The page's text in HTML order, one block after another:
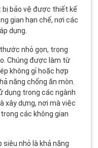
bị bảo vệ được thiết kế
gian hạn chế, nơi các
dụng.
nhỏ gọn, trọng
Chúng được làm từ
không gỉ hoặc hợp
năng chống ăn mòn.
dụng trong các ngành
xây dựng, nơi mà việc
các không gian
nhỏ là khả năng